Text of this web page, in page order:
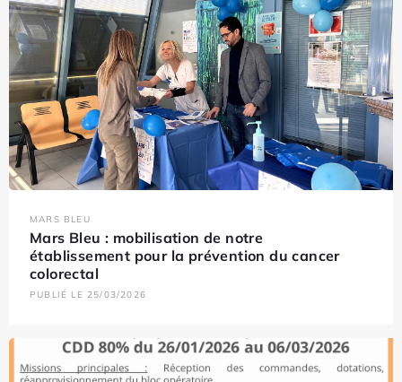
MARS BLEU
Mars Bleu : mobilisation de notre
établissement pour la prévention du cancer
colorectal
PUBLIÉ LE 25/03/2026